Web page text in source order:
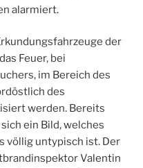
alarmiert.
der
Feuer, bei
im Bereich des
des
werden. Bereits
ein Bild, welches
völlig untypisch ist. Der
Valentin